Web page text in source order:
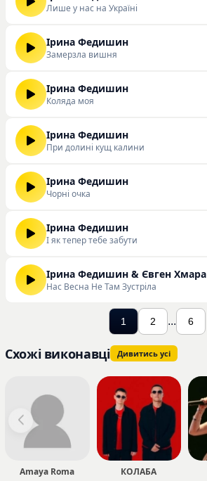
Лише у нас на Україні
Ірина Федишин
Замерзла вишня
Ірина Федишин
Коляда моя
Ірина Федишин
При долині кущ калини
Ірина Федишин
Чорні очка
Ірина Федишин
І як тепер тебе забути
Ірина Федишин & Євген Хмара
Нас Весна Не Там Зустріла
1 2 ... 6
Схожі виконавці Дивитись усі
Amaya Roma КОЛАБА